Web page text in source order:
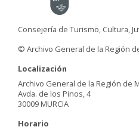
Consejería de Turismo, Cultura,
© Archivo General de la Región
Localización
Archivo General de la Región de
Avda. de los Pinos, 4
30009 MURCIA
Horario